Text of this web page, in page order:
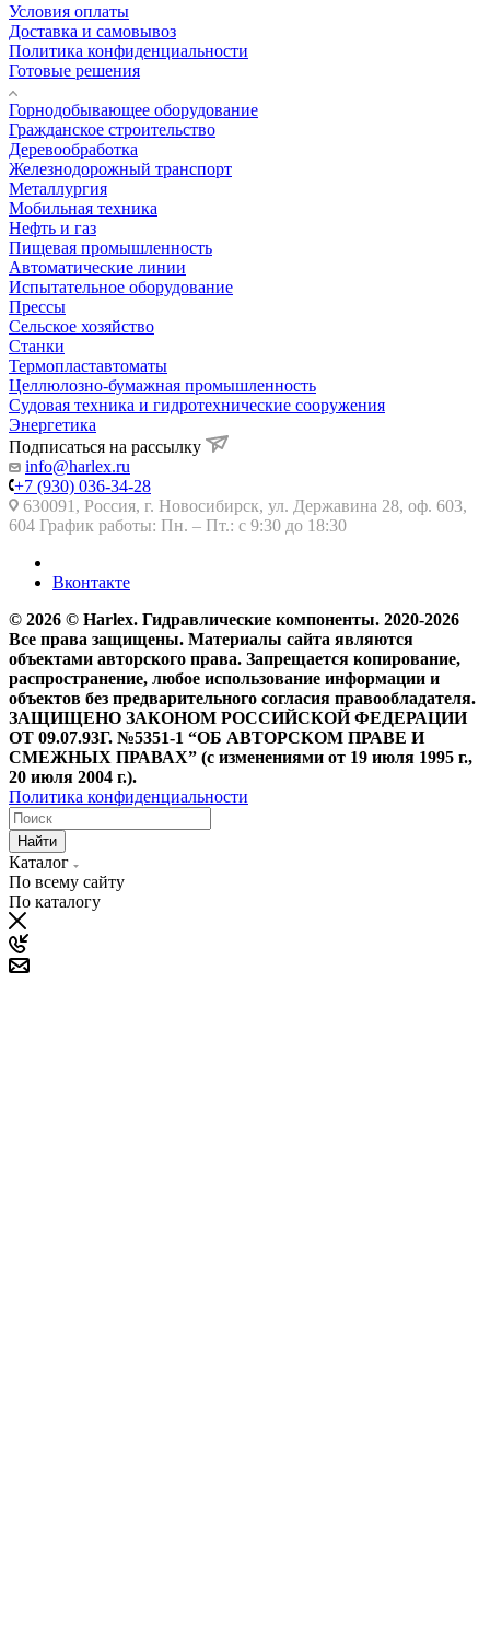
Условия оплаты
Доставка и самовывоз
Политика конфиденциальности
Готовые решения
Горнодобывающее оборудование
Гражданское строительство
Деревообработка
Железнодорожный транспорт
Металлургия
Мобильная техника
Нефть и газ
Пищевая промышленность
Автоматические линии
Испытательное оборудование
Прессы
Сельское хозяйство
Станки
Термопластавтоматы
Целлюлозно-бумажная промышленность
Судовая техника и гидротехнические сооружения
Энергетика
Подписаться на рассылку
info@harlex.ru
+7 (930) 036-34-28
630091, Россия, г. Новосибирск, ул. Державина 28, оф. 603,
604 График работы: Пн. – Пт.: с 9:30 до 18:30
Вконтакте
© 2026 © Harlex. Гидравлические компоненты. 2020-2026
Все права защищены. Материалы сайта являются
объектами авторского права. Запрещается копирование,
распространение, любое использование информации и
объектов без предварительного согласия правообладателя.
ЗАЩИЩЕНО ЗАКОНОМ РОССИЙСКОЙ ФЕДЕРАЦИИ
ОТ 09.07.93Г. №5351-1 “ОБ АВТОРСКОМ ПРАВЕ И
СМЕЖНЫХ ПРАВАХ” (с изменениями от 19 июля 1995 г.,
20 июля 2004 г.).
Политика конфиденциальности
Найти
Каталог
По всему сайту
По каталогу